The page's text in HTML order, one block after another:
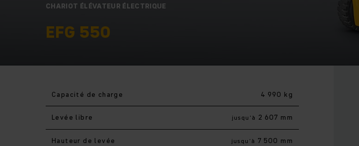
CHARIOT ÉLÉVATEUR ÉLECTRIQUE
EFG 550
Capacité de charge 4 990 kg
Levée libre jusqu’à 2 607 mm
Hauteur de levée jusqu’à 7 500 mm